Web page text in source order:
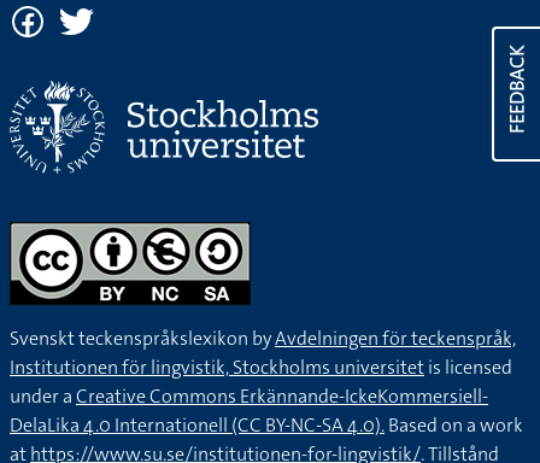
FEEDBACK
Svenskt teckenspråkslexikon byAvdelningen för teckenspråk,
Institutionen för lingvistik, Stockholms universitetis licensed
under aCreative Commons Erkännande-IckeKommersiell-
DelaLika 4.0 Internationell (CC BY-NC-SA 4.0).Based on a work
athttps://www.su.se/institutionen-for-lingvistik/. Tillstånd